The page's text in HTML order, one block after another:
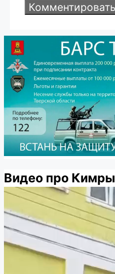
Видео про Кимры